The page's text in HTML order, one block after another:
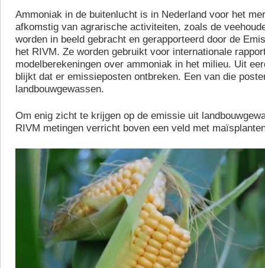
Ammoniak in de buitenlucht is in Nederland voor het
afkomstig van agrarische activiteiten, zoals de
worden in beeld gebracht en gerapporteerd door de
het RIVM. Ze worden gebruikt voor internationale
modelberekeningen over ammoniak in het milieu. Uit
blijkt dat er emissieposten ontbreken. Een van die
landbouwgewassen.
Om enig zicht te krijgen op de emissie uit
RIVM metingen verricht boven een veld met